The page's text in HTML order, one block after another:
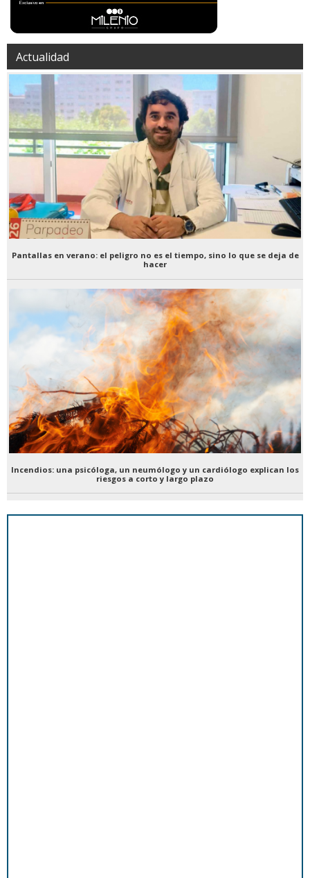
Actualidad
Pantallas en verano: el peligro no es el tiempo, sino lo que se deja de
hacer
Incendios: una psicóloga, un neumólogo y un cardiólogo explican los
riesgos a corto y largo plazo